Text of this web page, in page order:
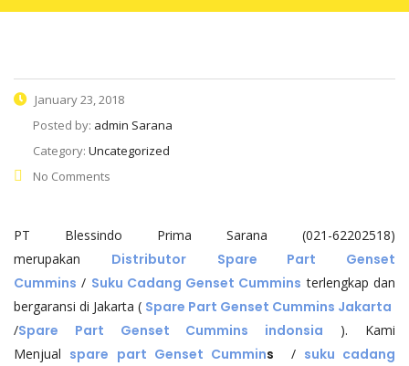
January 23, 2018
Posted by: admin Sarana
Category: Uncategorized
No Comments
PT Blessindo Prima Sarana (021-62202518)
merupakan Distributor
Spare Part Genset
Cummins / Suku Cadang Genset Cummins terlengkap dan
bergaransi di Jakarta ( Spare Part Genset Cummins Jakarta
/Spare Part Genset Cummins indonsia ). Kami
Menjual spare part Genset Cummins / suku cadang